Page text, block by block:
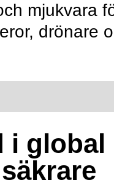
mjukvara
drönare
i global